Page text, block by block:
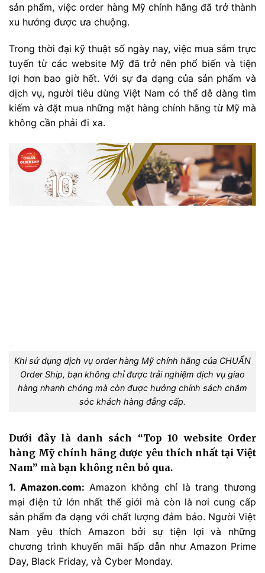
sản phẩm, việc order hàng Mỹ chính hãng đã trở thành
xu hướng được ưa chuộng.
Trong thời đại kỹ thuật số ngày nay, việc mua sắm trực
tuyến từ các website Mỹ đã trở nên phổ biến và tiện
lợi hơn bao giờ hết. Với sự đa dạng của sản phẩm và
dịch vụ, người tiêu dùng Việt Nam có thể dễ dàng tìm
kiếm và đặt mua những mặt hàng chính hãng từ Mỹ mà
không cần phải đi xa.
Khi sử dụng dịch vụ order hàng Mỹ chính hãng của CHUẨN
Order Ship, bạn không chỉ được trải nghiệm dịch vụ giao
hàng nhanh chóng mà còn được hưởng chính sách chăm
sóc khách hàng đẳng cấp.
Dưới đây là danh sách “Top 10 website Order
hàng Mỹ chính hãng được yêu thích nhất tại Việt
Nam” mà bạn không nên bỏ qua.
1. Amazon.com: Amazon không chỉ là trang thương
mại điện tử lớn nhất thế giới mà còn là nơi cung cấp
sản phẩm đa dạng với chất lượng đảm bảo. Người Việt
Nam yêu thích Amazon bởi sự tiện lợi và những
chương trình khuyến mãi hấp dẫn như Amazon Prime
Day, Black Friday, và Cyber Monday.